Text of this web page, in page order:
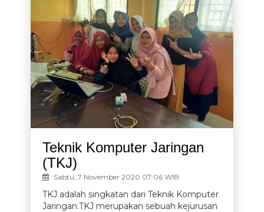
Teknik Komputer Jaringan
(TKJ)
Sabtu, 7 November 2020 07:06 WIB
TKJ adalah singkatan dari Teknik Komputer
Jaringan.TKJ merupakan sebuah kejurusan